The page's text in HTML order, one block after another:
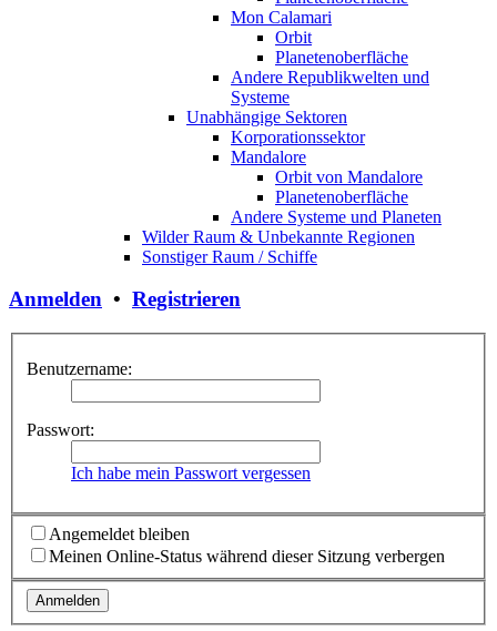
Mon Calamari
Orbit
Planetenoberfläche
Andere Republikwelten und
Systeme
Unabhängige Sektoren
Korporationssektor
Mandalore
Orbit von Mandalore
Planetenoberfläche
Andere Systeme und Planeten
Wilder Raum & Unbekannte Regionen
Sonstiger Raum / Schiffe
Anmelden • Registrieren
Benutzername:
Passwort:
Ich habe mein Passwort vergessen
Angemeldet bleiben
Meinen Online-Status während dieser Sitzung verbergen